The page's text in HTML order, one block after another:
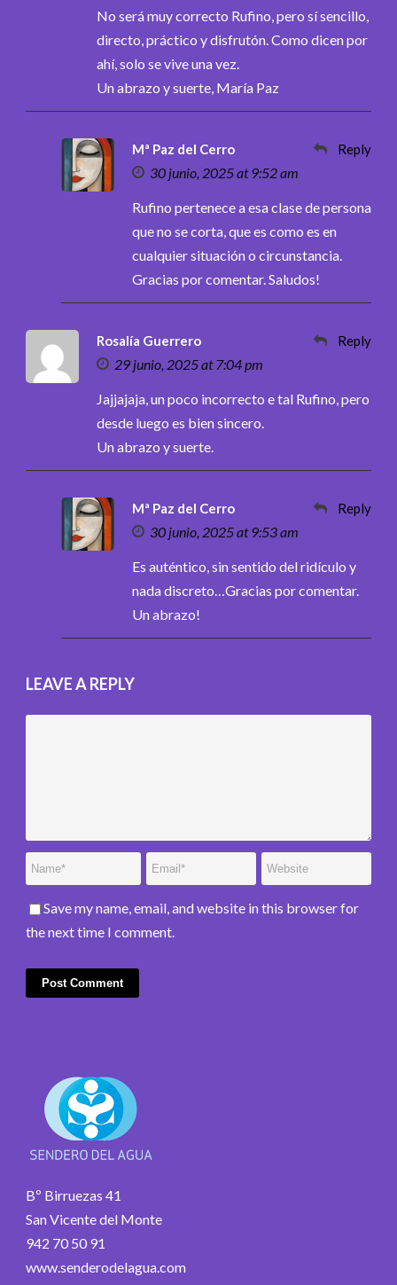
No será muy correcto Rufino, pero sí sencillo,
directo, práctico y disfrutón. Como dicen por
ahí, solo se vive una vez.
Un abrazo y suerte, María Paz
Mª Paz del Cerro
30 junio, 2025 at 9:52 am
Reply
Rufino pertenece a esa clase de persona
que no se corta, que es como es en
cualquier situación o circunstancia.
Gracias por comentar. Saludos!
Rosalía Guerrero
29 junio, 2025 at 7:04 pm
Reply
Jajjajaja, un poco incorrecto e tal Rufino, pero
desde luego es bien sincero.
Un abrazo y suerte.
Mª Paz del Cerro
30 junio, 2025 at 9:53 am
Reply
Es auténtico, sin sentido del ridículo y
nada discreto…Gracias por comentar.
Un abrazo!
LEAVE A REPLY
Save my name, email, and website in this browser for
the next time I comment.
Bº Birruezas 41
San Vicente del Monte
942 70 50 91
www.senderodelagua.com